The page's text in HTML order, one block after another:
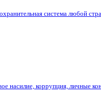
система любой
коррупция, личные